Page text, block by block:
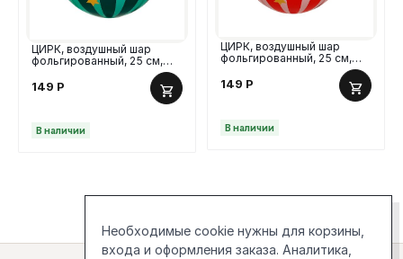
ЦИРК, воздушный шар
фольгированный, 25 см,
149 Р
В наличии
ЦИРК, воздушный шар
фольгированный, 25 см,
149 Р
В наличии
Необходимые cookie нужны для корзины,
входа и оформления заказа. Аналитика,